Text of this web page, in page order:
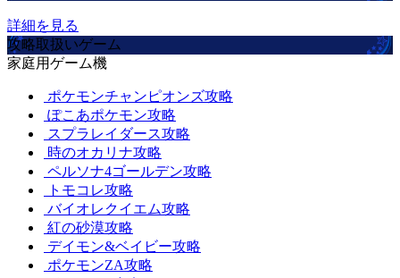
詳細を見る
攻略取扱いゲーム
家庭用ゲーム機
ポケモンチャンピオンズ攻略
ぽこあポケモン攻略
スプラレイダース攻略
時のオカリナ攻略
ペルソナ4ゴールデン攻略
トモコレ攻略
バイオレクイエム攻略
紅の砂漠攻略
デイモン&ベイビー攻略
ポケモンZA攻略